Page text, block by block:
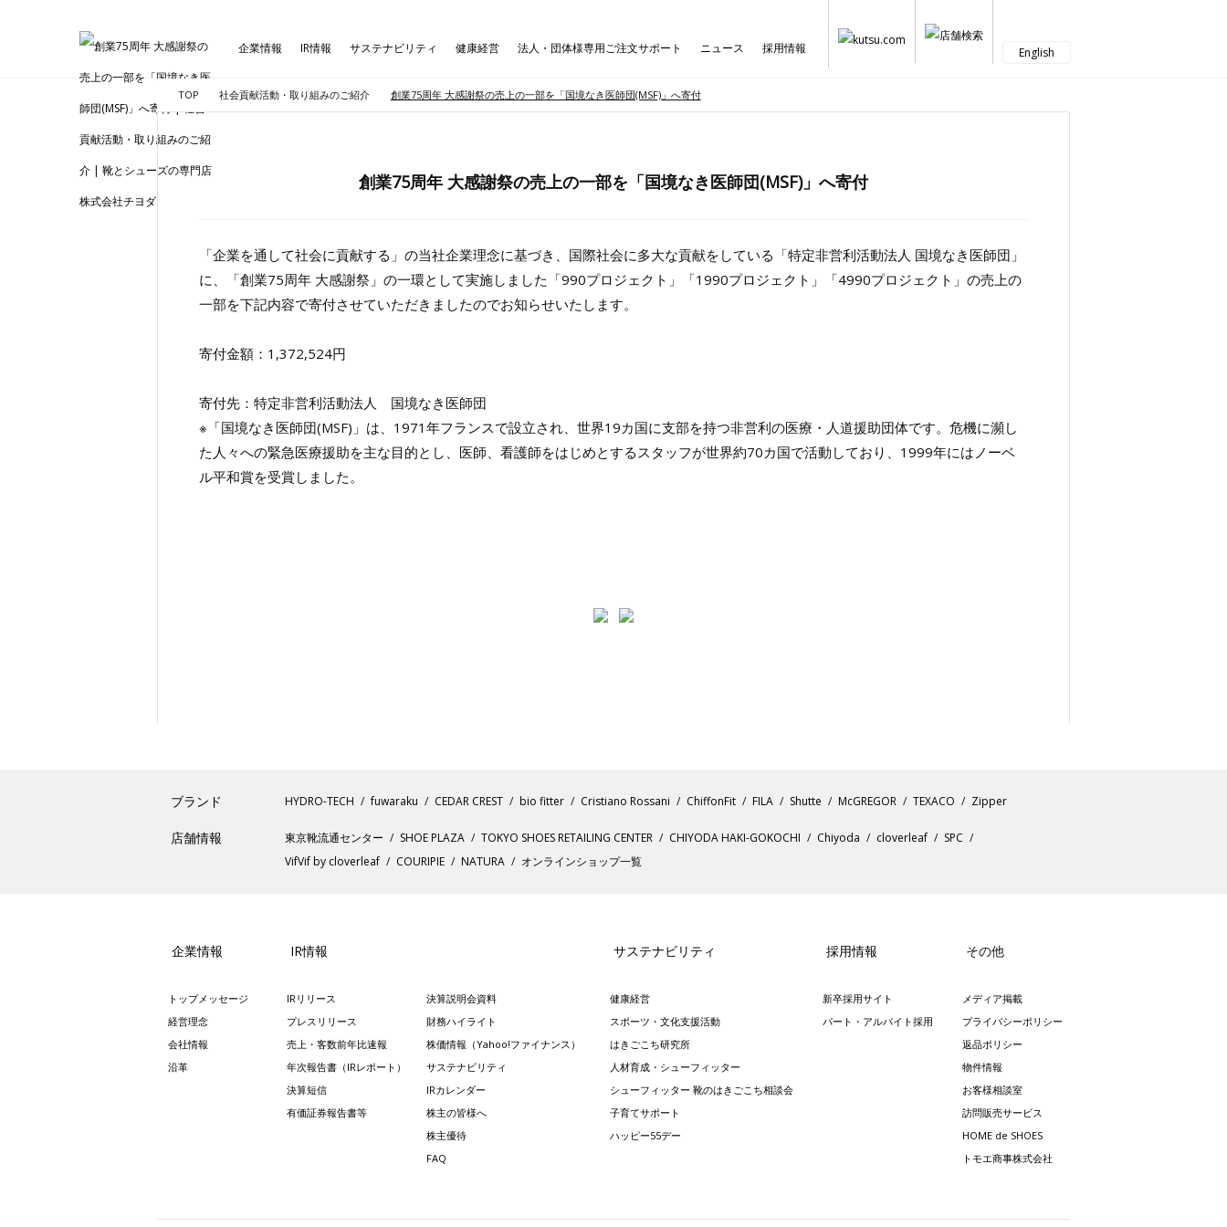
企業情報 IR情報 サステナビリティ 健康経営 法人・団体様専用ご注文サポート ニュース 採用情報 English
TOP 社会貢献活動・取り組みのご紹介 創業75周年 大感謝祭の売上の一部を「国境なき医師団(MSF)」へ寄付
創業75周年 大感謝祭の売上の一部を「国境なき医師団(MSF)」へ寄付
「企業を通して社会に貢献する」の当社企業理念に基づき、国際社会に多大な貢献をしている「特定非営利活動法人 国境なき医師団」
に、「創業75周年 大感謝祭」の一環として実施しました「990プロジェクト」「1990プロジェクト」「4990プロジェクト」の売上の
一部を下記内容で寄付させていただきましたのでお知らせいたします。
寄付金額：1,372,524円
寄付先：特定非営利活動法人 国境なき医師団
※「国境なき医師団(MSF)」は、1971年フランスで設立され、世界19カ国に支部を持つ非営利の医療・人道援助団体です。危機に瀕し
た人々への緊急医療援助を主な目的とし、医師、看護師をはじめとするスタッフが世界約70カ国で活動しており、1999年にはノーベ
ル平和賞を受賞しました。
ブランド HYDRO-TECH fuwaraku CEDAR CREST bio fitter Cristiano Rossani ChiffonFit FILA Shutte McGREGOR TEXACO Zipper
店舗情報 東京靴流通センター SHOE PLAZA TOKYO SHOES RETAILING CENTER CHIYODA HAKI-GOKOCHI Chiyoda cloverleaf
SPC
VifVif by cloverleaf
COURIPIE NATURA オンラインショップ一覧
企業情報
トップメッセージ
経営理念
会社情報
沿革
IR情報
IRリリース
プレスリリース
売上・客数前年比速報
年次報告書（IRレポート）
決算短信
有価証券報告書等
決算説明会資料
財務ハイライト
株価情報（Yahoo!ファイナンス）
サステナビリティ
IRカレンダー
株主の皆様へ
株主優待
FAQ
サステナビリティ
健康経営
スポーツ・文化支援活動
はきごこち研究所
人材育成・シューフィッター
シューフィッター 靴のはきごこち相談会
子育てサポート
ハッピー55デー
採用情報
新卒採用サイト
パート・アルバイト採用
その他
メディア掲載
プライバシーポリシー
返品ポリシー
物件情報
お客様相談室
訪問販売サービス
HOME de SHOES
トモエ商事株式会社